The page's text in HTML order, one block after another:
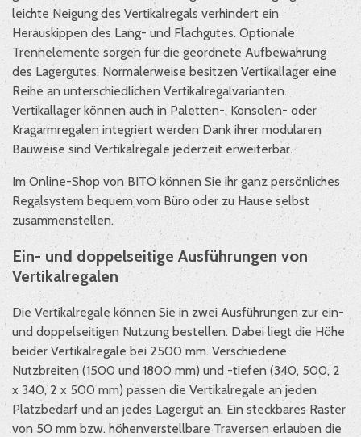
leichte Neigung des Vertikalregals verhindert ein
Herauskippen des Lang- und Flachgutes. Optionale
Trennelemente sorgen für die geordnete Aufbewahrung
des Lagergutes. Normalerweise besitzen Vertikallager eine
Reihe an unterschiedlichen Vertikalregalvarianten.
Vertikallager können auch in Paletten-, Konsolen- oder
Kragarmregalen integriert werden Dank ihrer modularen
Bauweise sind Vertikalregale jederzeit erweiterbar.
Im Online-Shop von BITO können Sie ihr ganz persönliches
Regalsystem bequem vom Büro oder zu Hause selbst
zusammenstellen.
Ein- und doppelseitige Ausführungen von
Vertikalregalen
Die Vertikalregale können Sie in zwei Ausführungen zur ein-
und doppelseitigen Nutzung bestellen. Dabei liegt die Höhe
beider Vertikalregale bei 2500 mm. Verschiedene
Nutzbreiten (1500 und 1800 mm) und -tiefen (340, 500, 2
x 340, 2 x 500 mm) passen die Vertikalregale an jeden
Platzbedarf und an jedes Lagergut an. Ein steckbares Raster
von 50 mm bzw. höhenverstellbare Traversen erlauben die